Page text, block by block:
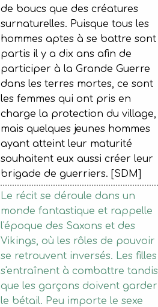
de boucs que des créatures
surnaturelles. Puisque tous les
hommes aptes à se battre sont
partis il y a dix ans afin de
participer à la Grande Guerre
dans les terres mortes, ce sont
les femmes qui ont pris en
charge la protection du village,
mais quelques jeunes hommes
ayant atteint leur maturité
souhaitent eux aussi créer leur
brigade de guerriers. [SDM]
Le récit se déroule dans un
monde fantastique et rappelle
l'époque des Saxons et des
Vikings, où les rôles de pouvoir
se retrouvent inversés. Les filles
s'entraînent à combattre tandis
que les garçons doivent garder
le bétail. Peu importe le sexe